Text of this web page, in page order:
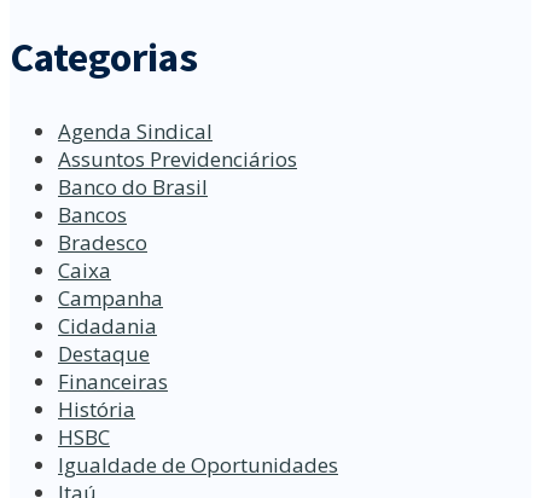
Categorias
Agenda Sindical
Assuntos Previdenciários
Banco do Brasil
Bancos
Bradesco
Caixa
Campanha
Cidadania
Destaque
Financeiras
História
HSBC
Igualdade de Oportunidades
Itaú